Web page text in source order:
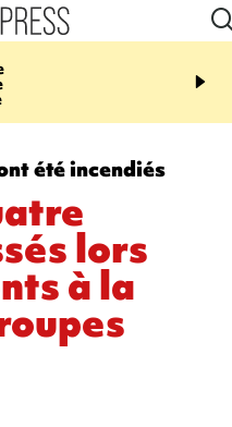
20:44
rouée de coups,
été incendiés
lors
à la